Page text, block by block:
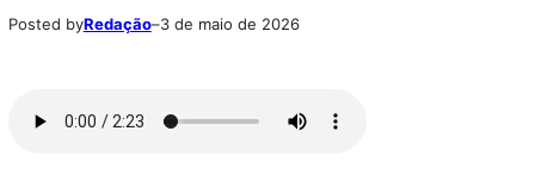
Posted byRedação–3 de maio de 2026